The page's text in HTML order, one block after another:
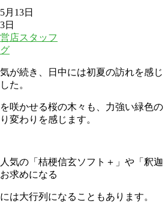
月13日
日
店スタッフ
が続き、日中には初夏の訪れを感じ
た。
咲かせる桜の木々も、力強い緑色の
変わりを感じます。
気の「桔梗信玄ソフト＋」や「釈迦
求めになる
は大行列になることもあります。